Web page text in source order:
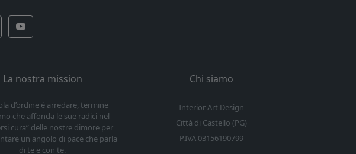
La nostra mission
d’ordine è arredare, termine
che affonda le sue radici nel
cura” delle nostre dimore per
un angolo di pace che parla
di te e con te.
Chi siamo
Interior Art Design
Città di Castello (PG)
P.IVA 03156190799